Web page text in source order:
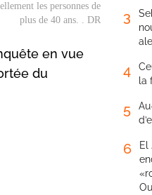
les personnes de
plus de 40 ans. . DR
en vue
du
3
4
la
5
6
El